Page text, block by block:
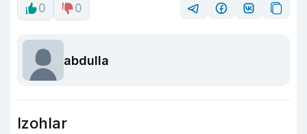
0 0
abdulla
Izohlar